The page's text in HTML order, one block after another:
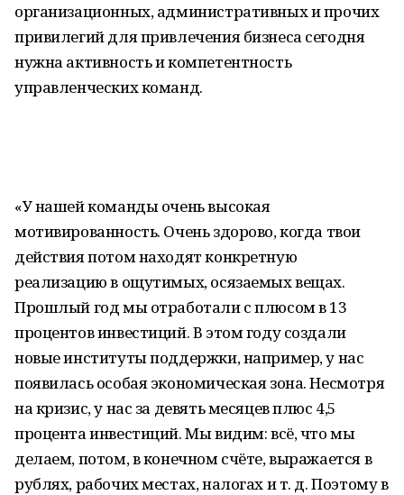
организационных, административных и прочих
привилегий для привлечения бизнеса сегодня
нужна активность и компетентность
управленческих команд.
«У нашей команды очень высокая
мотивированность. Очень здорово, когда твои
действия потом находят конкретную
реализацию в ощутимых, осязаемых вещах.
Прошлый год мы отработали с плюсом в 13
процентов инвестиций. В этом году создали
новые институты поддержки, например, у нас
появилась особая экономическая зона. Несмотря
на кризис, у нас за девять месяцев плюс 4,5
процента инвестиций. Мы видим: всё, что мы
делаем, потом, в конечном счёте, выражается в
рублях, рабочих местах, налогах и т. д. Поэтому в